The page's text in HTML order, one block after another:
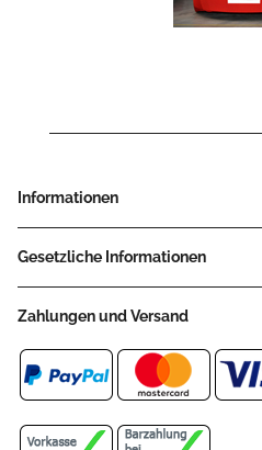
Informationen
Gesetzliche Informationen
Zahlungen und Versand